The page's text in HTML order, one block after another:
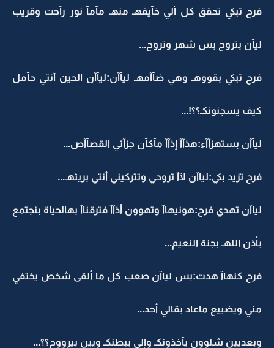
فرح تبكي تحقق كل ألي خآيفهـ منهـ مآمآ نور رآحت وقريب
ليآن بتروح بس شهر وتروح...
فرح تبكي بقووهـ وهي ضآآمهـ ليآآن:ليآآن الحين أنتي حآمل
كيف يسجنونكـ؟؟!...
ليآآن بستهزآآء:هذآآ إذآآ مآكآن جزآئي القصآآص...
فرح تزيد بكي:ليآآن لآآ تروحي وتتركيني أنتي بريئهـ...
ليآآن تهدي فرح:هونيهآآ وتهوون أذآآ فترقنآآ بهالحيآة بنجتمع
بأذن اللهـ بجنة النعيم...
فرح كنهآآ هدت:بس ليآآن صعب كل مآ ألقى شخص يختفي
مني ويضييع مآعآد بقآلي أحد...
وبعديين شلوون يآخذونكـ وإلي ببطنكـ ويين بيرووح؟؟...